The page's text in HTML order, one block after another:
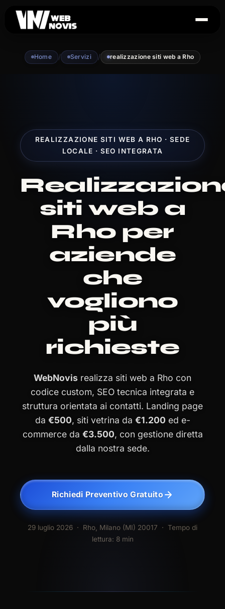
Home / Servizi / realizzazione siti web a Rho
REALIZZAZIONE SITI WEB A RHO · SEDE
LOCALE · SEO INTEGRATA
siti web a
Rho per
aziende
che
vogliono
più
richieste
WebNovis realizza siti web a Rho con
codice custom, SEO tecnica integrata e
struttura orientata ai contatti. Landing page
da €500, siti vetrina da €1.200 ed e-
commerce da €3.500, con gestione diretta
dalla nostra sede.
Richiedi Preventivo Gratuito
29 luglio 2026 · Rho, Milano (MI) 20017 · Tempo di
lettura: 8 min